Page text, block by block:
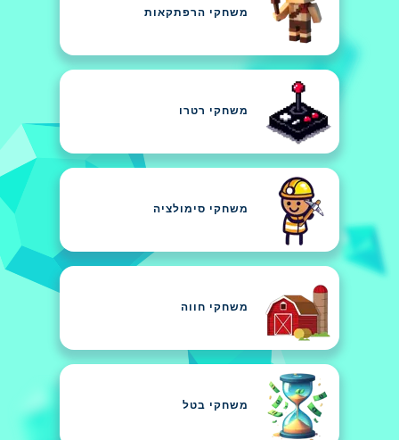
משחקי הרפתקאות
משחקי רטרו
משחקי סימולציה
משחקי חווה
משחקי בטל